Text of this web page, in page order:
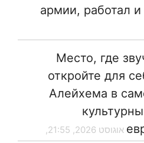
армии, работал
Место, где
откройте для
Алейхема в